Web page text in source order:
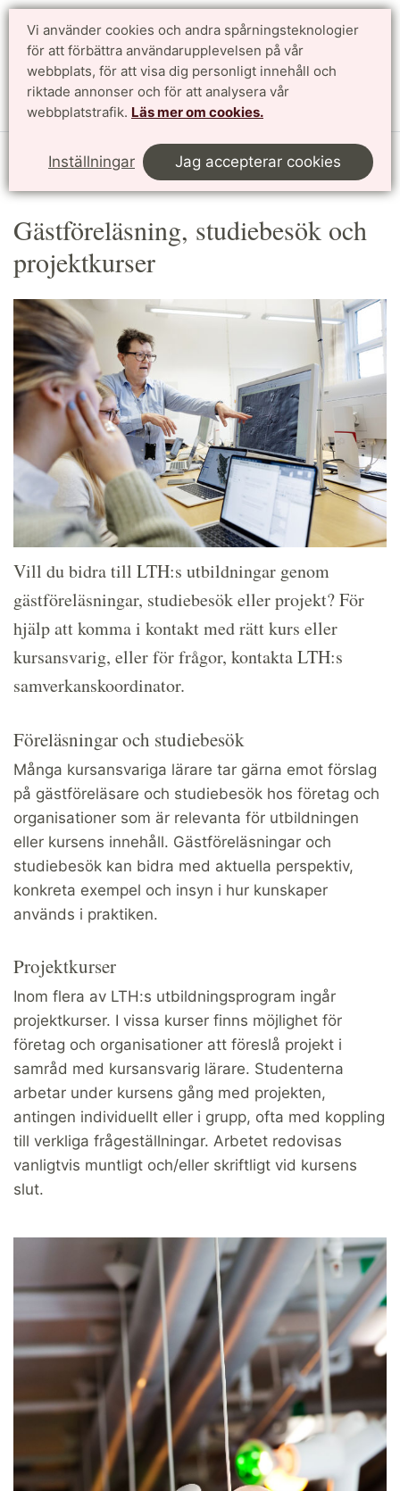
Vi använder cookies och andra spårningsteknologier
för att förbättra användarupplevelsen på vår
webbplats, för att visa dig personligt innehåll och
riktade annonser och för att analysera vår
webbplatstrafik. Läs mer om cookies.
Inställningar Jag accepterar cookies
Sök
Samverkan med undervisning
Gästföreläsning, studiebesök och projektkurser
Gästföreläsning, studiebesök och
projektkurser
Vill du bidra till LTH:s utbildningar genom
gästföreläsningar, studiebesök eller projekt? För
hjälp att komma i kontakt med rätt kurs eller
kursansvarig, eller för frågor, kontakta LTH:s
samverkanskoordinator.
Föreläsningar och studiebesök
Många kursansvariga lärare tar gärna emot förslag
på gästföreläsare och studiebesök hos företag och
organisationer som är relevanta för utbildningen
eller kursens innehåll. Gästföreläsningar och
studiebesök kan bidra med aktuella perspektiv,
konkreta exempel och insyn i hur kunskaper
används i praktiken.
Projektkurser
Inom flera av LTH:s utbildningsprogram ingår
projektkurser. I vissa kurser finns möjlighet för
företag och organisationer att föreslå projekt i
samråd med kursansvarig lärare. Studenterna
arbetar under kursens gång med projekten,
antingen individuellt eller i grupp, ofta med koppling
till verkliga frågeställningar. Arbetet redovisas
vanligtvis muntligt och/eller skriftligt vid kursens
slut.